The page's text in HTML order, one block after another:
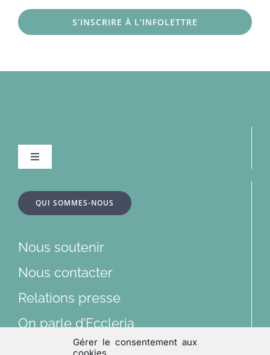
Gérer le consentement aux
S’INSCRIRE À L’INFOLETTRE
Navigation
À la une
Articles
QUI SOMMES-NOUS
Nous soutenir
Nous contacter
Relations presse
On parle d’Eccleria